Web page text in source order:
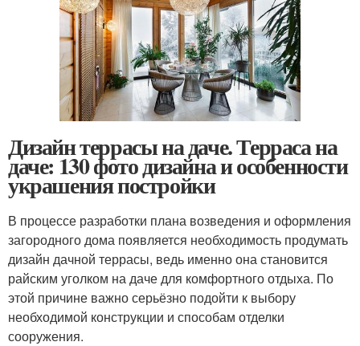
Дизайн террасы на даче. Терраса на
даче: 130 фото дизайна и особенности
украшения постройки
В процессе разработки плана возведения и оформления
загородного дома появляется необходимость продумать
дизайн дачной террасы, ведь именно она становится
райским уголком на даче для комфортного отдыха. По
этой причине важно серьёзно подойти к выбору
необходимой конструкции и способам отделки
сооружения.